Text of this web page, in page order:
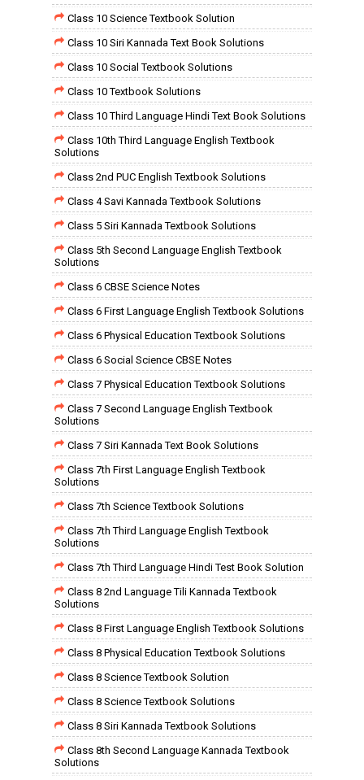
Class 10 Science Textbook Solution
Class 10 Siri Kannada Text Book Solutions
Class 10 Social Textbook Solutions
Class 10 Textbook Solutions
Class 10 Third Language Hindi Text Book Solutions
Class 10th Third Language English Textbook
Solutions
Class 2nd PUC English Textbook Solutions
Class 4 Savi Kannada Textbook Solutions
Class 5 Siri Kannada Textbook Solutions
Class 5th Second Language English Textbook
Solutions
Class 6 CBSE Science Notes
Class 6 First Language English Textbook Solutions
Class 6 Physical Education Textbook Solutions
Class 6 Social Science CBSE Notes
Class 7 Physical Education Textbook Solutions
Class 7 Second Language English Textbook
Solutions
Class 7 Siri Kannada Text Book Solutions
Class 7th First Language English Textbook
Solutions
Class 7th Science Textbook Solutions
Class 7th Third Language English Textbook
Solutions
Class 7th Third Language Hindi Test Book Solution
Class 8 2nd Language Tili Kannada Textbook
Solutions
Class 8 First Language English Textbook Solutions
Class 8 Physical Education Textbook Solutions
Class 8 Science Textbook Solution
Class 8 Science Textbook Solutions
Class 8 Siri Kannada Textbook Solutions
Class 8th Second Language Kannada Textbook
Solutions